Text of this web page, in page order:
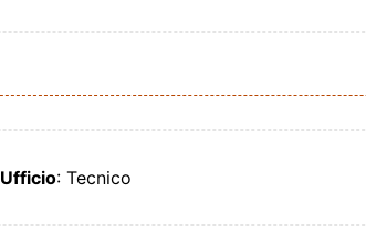
Ufficio: Tecnico